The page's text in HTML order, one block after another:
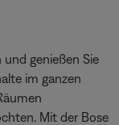
genießen Sie
im ganzen
Mit der Bose